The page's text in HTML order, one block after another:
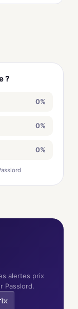
?
0%
0%
0%
alertes prix
Passlord.